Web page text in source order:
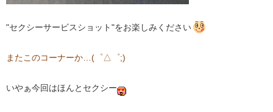
"セクシーサービスショット"をお楽しみください
またこのコーナーか…(゜△゜;)
いやぁ今回はほんとセクシー